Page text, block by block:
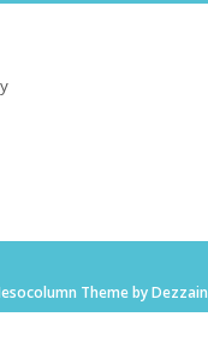
Theme by Dezzain